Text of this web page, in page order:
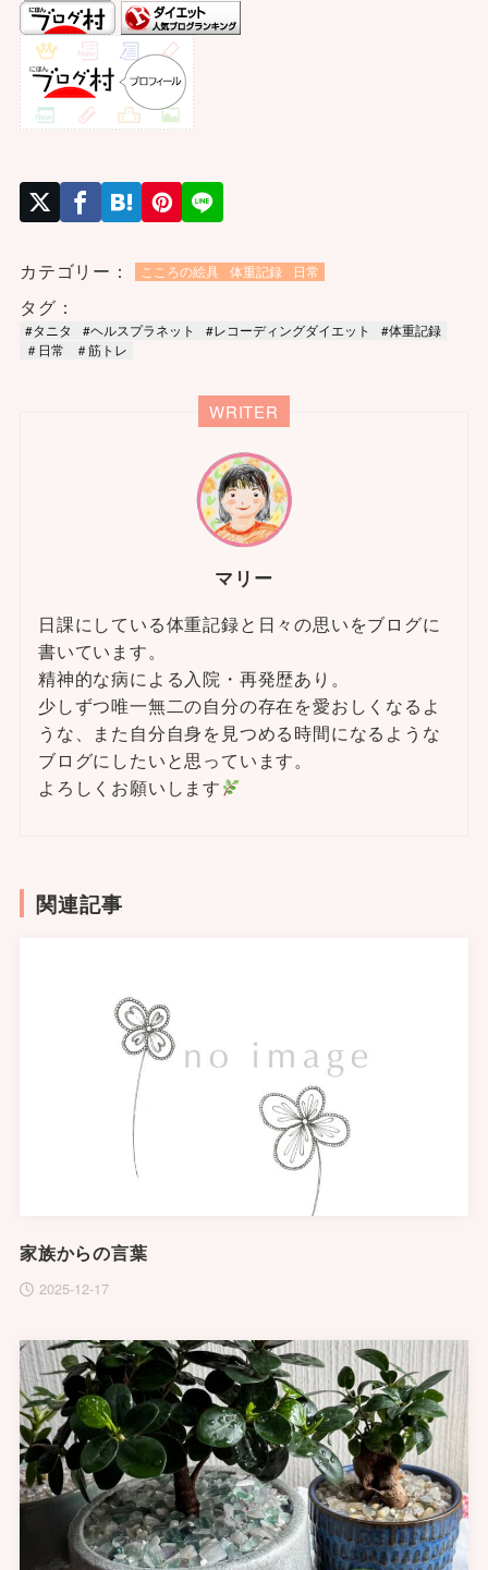
カテゴリー： こころの絵具 体重記録 日常
タグ：
#タニタ #ヘルスプラネット #レコーディングダイエット
#体重記録
＃日常
＃筋トレ
WRITER
マリー
日課にしている体重記録と日々の思いをブログに
書いています。
精神的な病による入院・再発歴あり。
少しずつ唯一無二の自分の存在を愛おしくなるよ
うな、また自分自身を見つめる時間になるような
ブログにしたいと思っています。
よろしくお願いします
関連記事
家族からの言葉
2025-12-17